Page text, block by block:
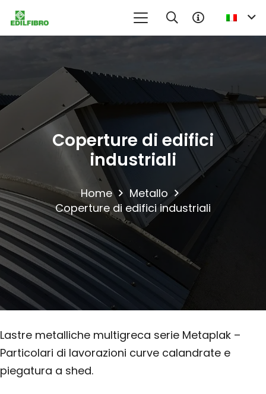
Coperture di edifici
industriali
Home
Metallo
Coperture di edifici industriali
Lastre metalliche multigreca serie Metaplak –
Particolari di lavorazioni curve calandrate e
piegatura a shed.